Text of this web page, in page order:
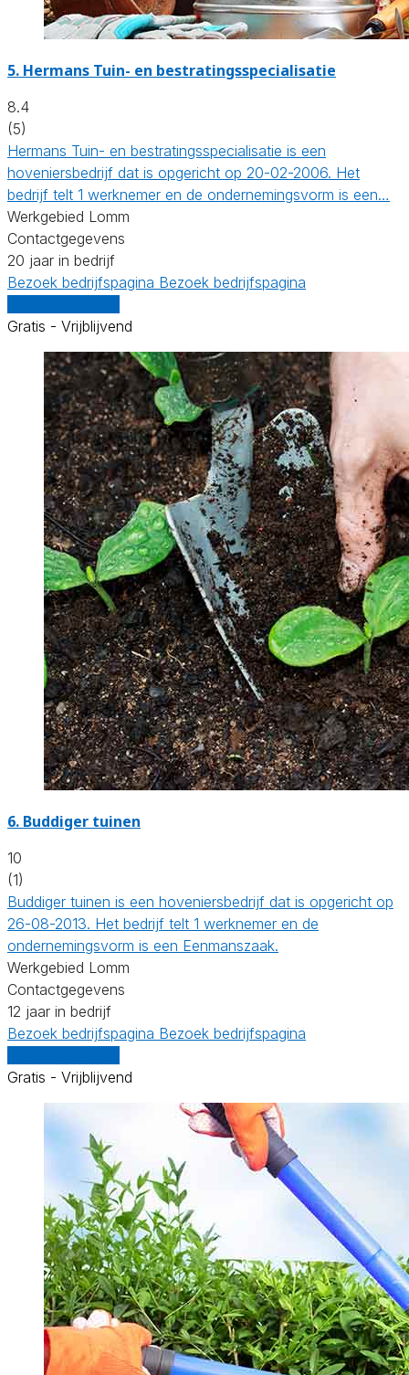
5. Hermans Tuin- en bestratingsspecialisatie
8.4
(5)
Hermans Tuin- en bestratingsspecialisatie is een
hoveniersbedrijf dat is opgericht op 20-02-2006. Het
bedrijf telt 1 werknemer en de ondernemingsvorm is een…
Werkgebied Lomm
Contactgegevens
20 jaar in bedrijf
Bezoek bedrijfspagina Bezoek bedrijfspagina
Gratis - Vrijblijvend
6. Buddiger tuinen
10
(1)
Buddiger tuinen is een hoveniersbedrijf dat is opgericht op
26-08-2013. Het bedrijf telt 1 werknemer en de
ondernemingsvorm is een Eenmanszaak.
Werkgebied Lomm
Contactgegevens
12 jaar in bedrijf
Bezoek bedrijfspagina Bezoek bedrijfspagina
Gratis - Vrijblijvend